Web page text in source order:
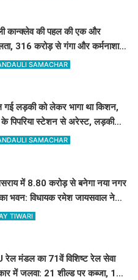
कान्क्लेव की पहल की एक और
316 करोड़ से गंगा और कर्मनाशा
बनेंगे 2 नए पुल
SAMACHAR
लड़की को लेकर भागा था किशन,
पिपरिया स्टेशन से अरेस्ट, लड़की
बरामदSAMACHAR
में 8.80 करोड़ से बनेगा नया नगर
भवन: विधायक रमेश जायसवाल ने
भूमि पूजन
TIWARI
रेल मंडल का 71वें विशिष्ट रेल सेवा
में जलवा: 21 शील्ड पर कब्जा, 16